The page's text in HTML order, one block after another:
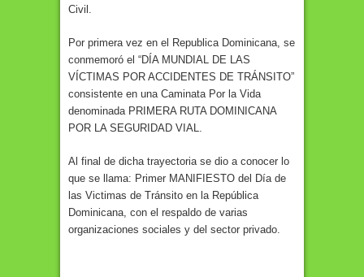
Civil.
Por primera vez en el Republica Dominicana, se
conmemoró el “DÍA MUNDIAL DE LAS
VÍCTIMAS POR ACCIDENTES DE TRÁNSITO”
consistente en una Caminata Por la Vida
denominada PRIMERA RUTA DOMINICANA
POR LA SEGURIDAD VIAL.
Al final de dicha trayectoria se dio a conocer lo
que se llama: Primer MANIFIESTO del Día de
las Victimas de Tránsito en la República
Dominicana, con el respaldo de varias
organizaciones sociales y del sector privado.